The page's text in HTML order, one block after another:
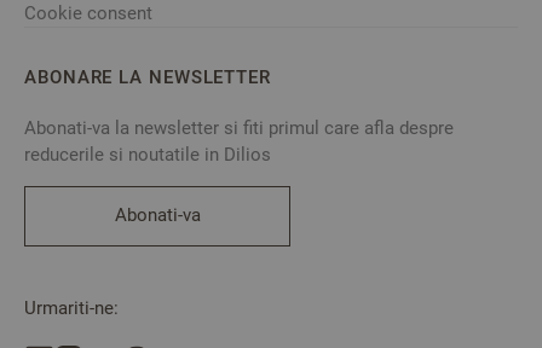
Cookie consent
ABONARE LA NEWSLETTER
Abonati-va la newsletter si fiti primul care afla despre
reducerile si noutatile in Dilios
Abonati-va
Urmariti-ne: